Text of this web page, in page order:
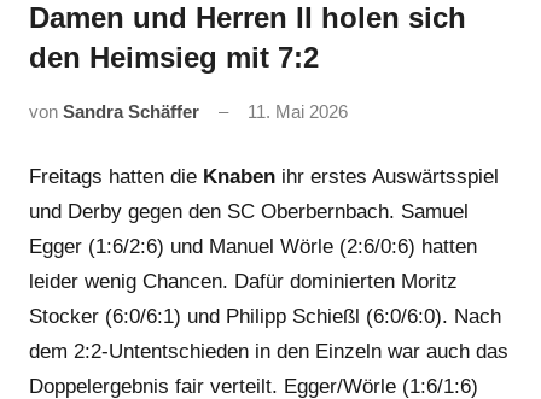
Damen und Herren II holen sich
den Heimsieg mit 7:2
von Sandra Schäffer 11. Mai 2026
Freitags hatten die Knaben ihr erstes Auswärtsspiel
und Derby gegen den SC Oberbernbach. Samuel
Egger (1:6/2:6) und Manuel Wörle (2:6/0:6) hatten
leider wenig Chancen. Dafür dominierten Moritz
Stocker (6:0/6:1) und Philipp Schießl (6:0/6:0). Nach
dem 2:2-Untentschieden in den Einzeln war auch das
Doppelergebnis fair verteilt. Egger/Wörle (1:6/1:6)